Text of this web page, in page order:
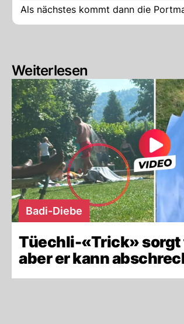
Als nächstes kommt dann die
Weiterlesen
Badi-Diebe
Tüechli-«Trick» sorgt
aber er kann